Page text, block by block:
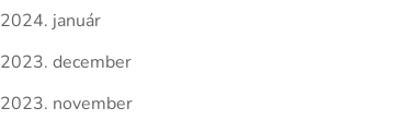
2024. január
2023. december
2023. november